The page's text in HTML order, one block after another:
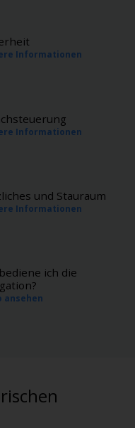
Informationen
Informationen
und Stauraum
Informationen
ich die
ansehen